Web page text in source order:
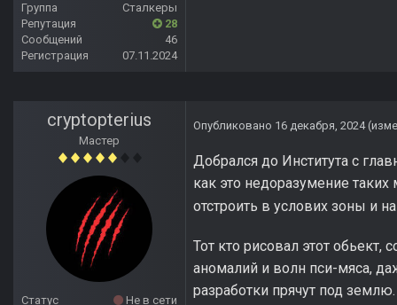
Группа
Сталкеры
Репутация
28
Сообщений
46
Регистрация
07.11.2024
cryptopterius
Мастер
Статус
Не в сети
Опубликовано 16 декабря, 2024
Добрался до Института с
как это недоразумение
отстроить в услових зоны и
Тот кто рисовал этот
аномалий и волн пси-мяса,
разработки прячут под землю.